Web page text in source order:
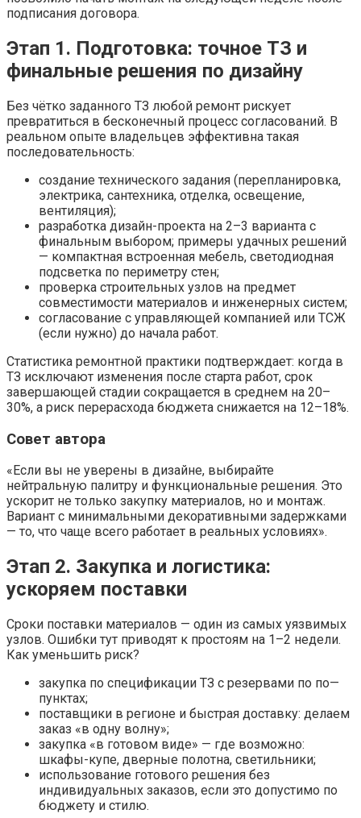
подписания договора.
Этап 1. Подготовка: точное ТЗ и
финальные решения по дизайну
Без чётко заданного ТЗ любой ремонт рискует
превратиться в бесконечный процесс согласований. В
реальном опыте владельцев эффективна такая
последовательность:
создание технического задания (перепланировка,
электрика, сантехника, отделка, освещение,
вентиляция);
разработка дизайн-проекта на 2–3 варианта с
финальным выбором; примеры удачных решений
— компактная встроенная мебель, светодиодная
подсветка по периметру стен;
проверка строительных узлов на предмет
совместимости материалов и инженерных систем;
согласование с управляющей компанией или ТСЖ
(если нужно) до начала работ.
Статистика ремонтной практики подтверждает: когда в
ТЗ исключают изменения после старта работ, срок
завершающей стадии сокращается в среднем на 20–
30%, а риск перерасхода бюджета снижается на 12–18%.
Совет автора
«Если вы не уверены в дизайне, выбирайте
нейтральную палитру и функциональные решения. Это
ускорит не только закупку материалов, но и монтаж.
Вариант с минимальными декоративными задержками
— то, что чаще всего работает в реальных условиях».
Этап 2. Закупка и логистика:
ускоряем поставки
Сроки поставки материалов — один из самых уязвимых
узлов. Ошибки тут приводят к простоям на 1–2 недели.
Как уменьшить риск?
закупка по спецификации ТЗ с резервами по по—
пунктах;
поставщики в регионе и быстрая доставку: делаем
заказ «в одну волну»;
закупка «в готовом виде» — где возможно:
шкафы-купе, дверные полотна, светильники;
использование готового решения без
индивидуальных заказов, если это допустимо по
бюджету и стилю.